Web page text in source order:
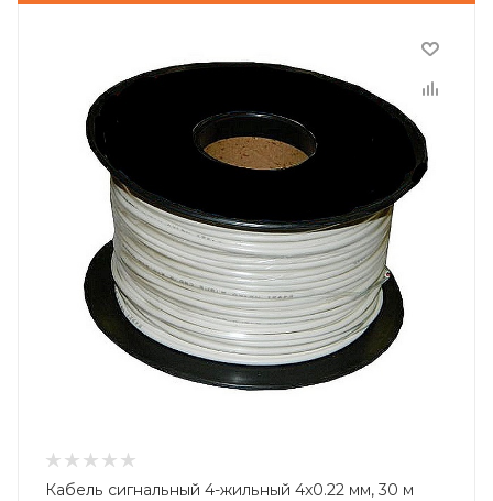
Кабель сигнальный 4-жильный 4x0.22 мм, 30 м